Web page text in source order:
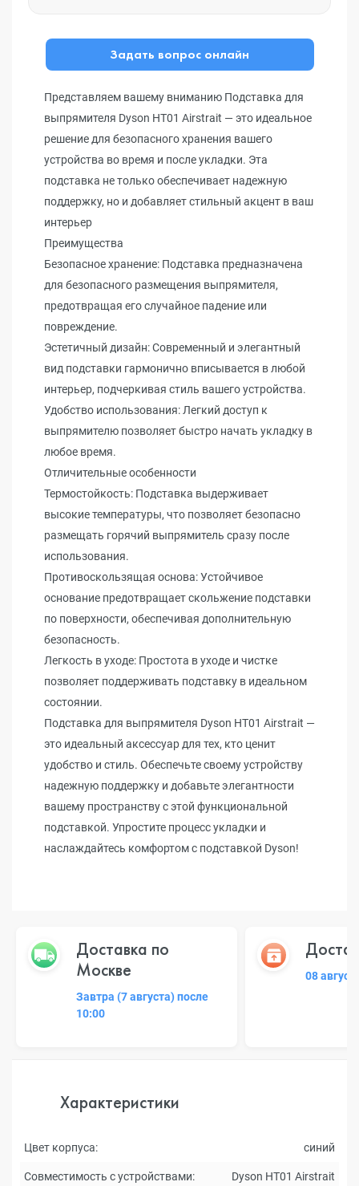
Задать вопрос онлайн
Представляем вашему вниманию Подставка для
выпрямителя Dyson HT01 Airstrait — это идеальное
решение для безопасного хранения вашего
устройства во время и после укладки. Эта
подставка не только обеспечивает надежную
поддержку, но и добавляет стильный акцент в ваш
интерьер
Преимущества
Безопасное хранение: Подставка предназначена
для безопасного размещения выпрямителя,
предотвращая его случайное падение или
повреждение.
Эстетичный дизайн: Современный и элегантный
вид подставки гармонично вписывается в любой
интерьер, подчеркивая стиль вашего устройства.
Удобство использования: Легкий доступ к
выпрямителю позволяет быстро начать укладку в
любое время.
Отличительные особенности
Термостойкость: Подставка выдерживает
высокие температуры, что позволяет безопасно
размещать горячий выпрямитель сразу после
использования.
Противоскользящая основа: Устойчивое
основание предотвращает скольжение подставки
по поверхности, обеспечивая дополнительную
безопасность.
Легкость в уходе: Простота в уходе и чистке
позволяет поддерживать подставку в идеальном
состоянии.
Подставка для выпрямителя Dyson HT01 Airstrait —
это идеальный аксессуар для тех, кто ценит
удобство и стиль. Обеспечьте своему устройству
надежную поддержку и добавьте элегантности
вашему пространству с этой функциональной
подставкой. Упростите процесс укладки и
наслаждайтесь комфортом с подставкой Dyson!
Доставка по
Москве
Завтра (7 августа) после
10:00
08
Характеристики
Цвет корпуса: синий
Совместимость с устройствами: Dyson HT01 Airstrait